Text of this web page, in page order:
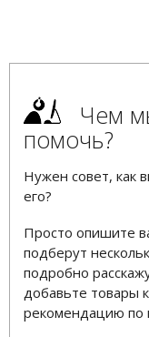
Чем
помочь?
Нужен совет, как
его?
Просто опишите
подберут
подробно
добавьте товары
рекомендацию по